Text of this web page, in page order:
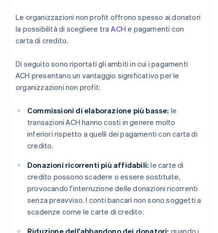
Le organizzazioni non profit offrono spesso ai donatori
la possibilità di scegliere traACH e pagamenti con
carta di credito.
Di seguito sono riportati gli ambiti in cui i pagamenti
ACH presentano un vantaggio significativo per le
organizzazioni non profit:
Commissioni di elaborazione più basse: le
transazioni ACH hanno costi in genere molto
inferiori rispetto a quelli dei pagamenti con carta di
credito.
Donazioni ricorrenti più affidabili: le carte di
credito possono scadere o essere sostituite,
provocando l'interruzione delle donazioni ricorrenti
senza preavviso. I conti bancari non sono soggetti a
scadenze come le carte di credito.